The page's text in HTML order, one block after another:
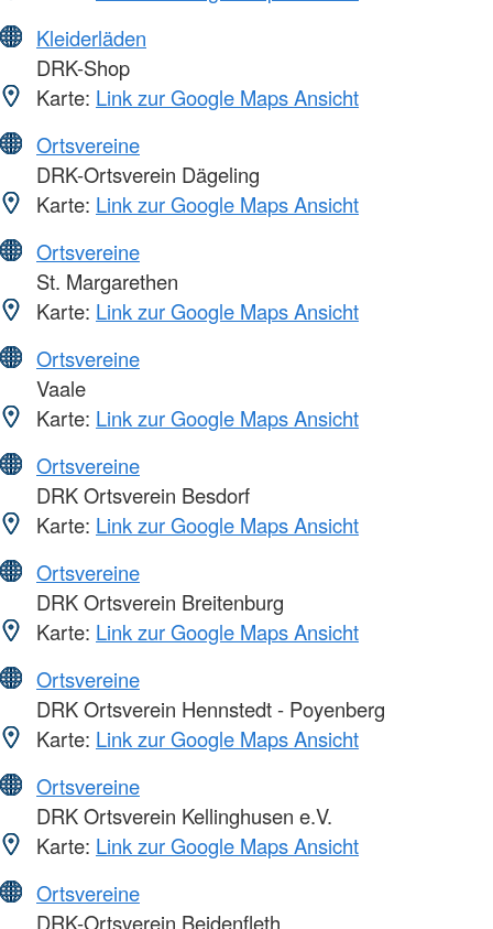
Kleiderläden
DRK-Shop
Karte: Link zur Google Maps Ansicht
Ortsvereine
DRK-Ortsverein Dägeling
Karte: Link zur Google Maps Ansicht
Ortsvereine
St. Margarethen
Karte: Link zur Google Maps Ansicht
Ortsvereine
Vaale
Karte: Link zur Google Maps Ansicht
Ortsvereine
DRK Ortsverein Besdorf
Karte: Link zur Google Maps Ansicht
Ortsvereine
DRK Ortsverein Breitenburg
Karte: Link zur Google Maps Ansicht
Ortsvereine
DRK Ortsverein Hennstedt - Poyenberg
Karte: Link zur Google Maps Ansicht
Ortsvereine
DRK Ortsverein Kellinghusen e.V.
Karte: Link zur Google Maps Ansicht
Ortsvereine
DRK-Ortsverein Beidenfleth